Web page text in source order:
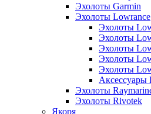
Эхолоты Garmin
Эхолоты Lowrance
Эхолоты
Эхолоты
Эхолоты
Эхолоты
Эхолоты
Аксессуары
Эхолоты
Эхолоты Rivotek
Якоря